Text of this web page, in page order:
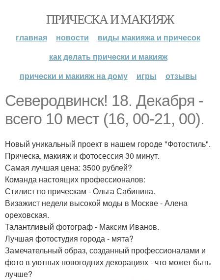
ПРИЧЕСКА И МАКИЯЖ
главная новости
виды макияжа и причесок
как делать прически и макияж
прически и макияж на дому
игры отзывы
Северодвинск! 18. Декабря -
всего 10 мест (16, 00-21, 00).
Новый уникальный проект в нашем городе "Фотостиль".
Прическа, макияж и фотосессия 30 минут.
Самая лучшая цена: 3500 рублей?
Команда настоящих профессионалов:
Стилист по прическам - Ольга Сабинина.
Визажист недели высокой моды в Москве - Алена
ореховская.
Талантливый фотограф - Максим Иванов.
Лучшая фотостудия города - мята?
Замечательный образ, созданный профессионалами и
фото в уютных новогодних декорациях - что может быть
лучше?